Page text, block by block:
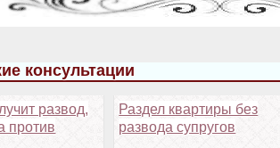
консультации
Раздел квартиры без
развода супругов
развод,
против